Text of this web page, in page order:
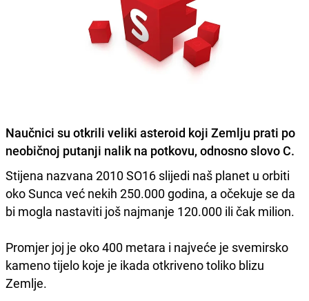
Naučnici su otkrili veliki asteroid koji Zemlju prati po
neobičnoj putanji nalik na potkovu, odnosno slovo C.
Stijena nazvana 2010 SO16 slijedi naš planet u orbiti
oko Sunca već nekih 250.000 godina, a očekuje se da
bi mogla nastaviti još najmanje 120.000 ili čak milion.
Promjer joj je oko 400 metara i najveće je svemirsko
kameno tijelo koje je ikada otkriveno toliko blizu
Zemlje.